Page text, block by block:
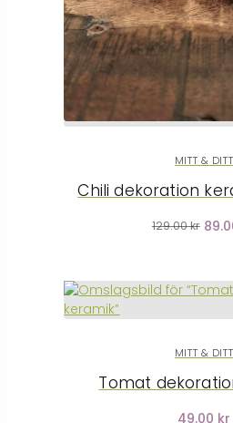
MITT & DITT
Chili dekoration
129.00 kr
MITT & DITT
Tomat
49.00 kr